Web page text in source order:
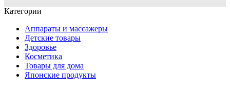
Категории
Аппараты и массажеры
Детские товары
Здоровье
Косметика
Товары для дома
Японские продукты